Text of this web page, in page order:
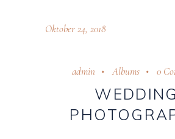
Oktober 24, 2018
admin Albums 0
WEDDING